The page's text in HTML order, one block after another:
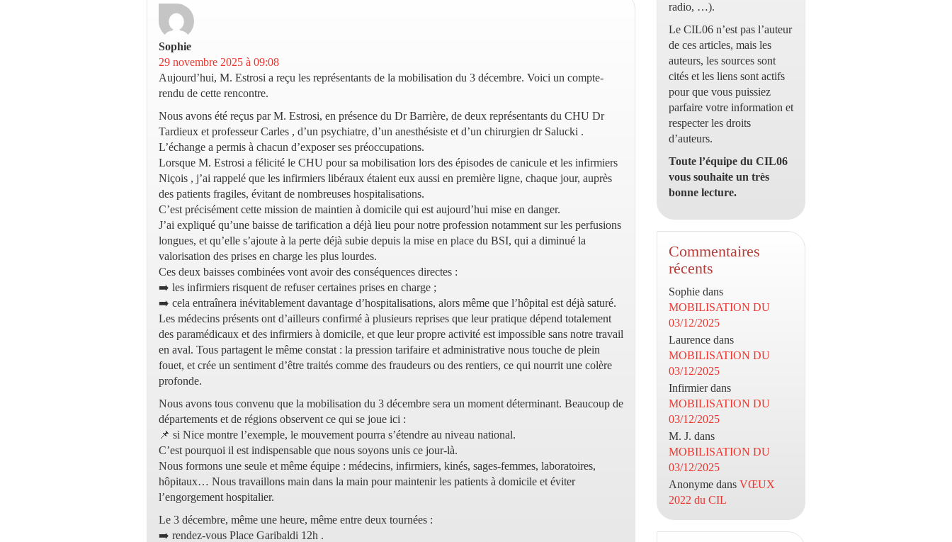
Sophie
29 novembre 2025 à 09:08
Aujourd’hui, M. Estrosi a reçu les représentants de la mobilisation du 3 décembre. Voici un compte-
rendu de cette rencontre.
Nous avons été reçus par M. Estrosi, en présence du Dr Barrière, de deux représentants du CHU Dr
Tardieux et professeur Carles , d’un psychiatre, d’un anesthésiste et d’un chirurgien dr Salucki .
L’échange a permis à chacun d’exposer ses préoccupations.
Lorsque M. Estrosi a félicité le CHU pour sa mobilisation lors des épisodes de canicule et les infirmiers
Niçois , j’ai rappelé que les infirmiers libéraux étaient eux aussi en première ligne, chaque jour, auprès
des patients fragiles, évitant de nombreuses hospitalisations.
C’est précisément cette mission de maintien à domicile qui est aujourd’hui mise en danger.
J’ai expliqué qu’une baisse de tarification a déjà lieu pour notre profession notamment sur les perfusions
longues, et qu’elle s’ajoute à la perte déjà subie depuis la mise en place du BSI, qui a diminué la
valorisation des prises en charge les plus lourdes.
Ces deux baisses combinées vont avoir des conséquences directes :
➡️ les infirmiers risquent de refuser certaines prises en charge ;
➡️ cela entraînera inévitablement davantage d’hospitalisations, alors même que l’hôpital est déjà saturé.
Les médecins présents ont d’ailleurs confirmé à plusieurs reprises que leur pratique dépend totalement
des paramédicaux et des infirmiers à domicile, et que leur propre activité est impossible sans notre travail
en aval. Tous partagent le même constat : la pression tarifaire et administrative nous touche de plein
fouet, et crée un sentiment d’être traités comme des fraudeurs ou des rentiers, ce qui nourrit une colère
profonde.
Nous avons tous convenu que la mobilisation du 3 décembre sera un moment déterminant. Beaucoup de
départements et de régions observent ce qui se joue ici :
📌 si Nice montre l’exemple, le mouvement pourra s’étendre au niveau national.
C’est pourquoi il est indispensable que nous soyons unis ce jour-là.
Nous formons une seule et même équipe : médecins, infirmiers, kinés, sages-femmes, laboratoires,
hôpitaux… Nous travaillons main dans la main pour maintenir les patients à domicile et éviter
l’engorgement hospitalier.
Le 3 décembre, même une heure, même entre deux tournées :
➡️ rendez-vous Place Garibaldi 12h .
radio, …).
Le CIL06 n’est pas l’auteur
de ces articles, mais les
auteurs, les sources sont
cités et les liens sont actifs
pour que vous puissiez
parfaire votre information et
respecter les droits
d’auteurs.
Toute l’équipe du CIL06
vous souhaite un très
bonne lecture.
Commentaires
récents
Sophie dans
MOBILISATION DU
03/12/2025
Laurence dans
MOBILISATION DU
03/12/2025
Infirmierdans
MOBILISATION DU
03/12/2025
M. J. dans
MOBILISATION DU
03/12/2025
Anonyme dans VŒUX
2022 du CIL